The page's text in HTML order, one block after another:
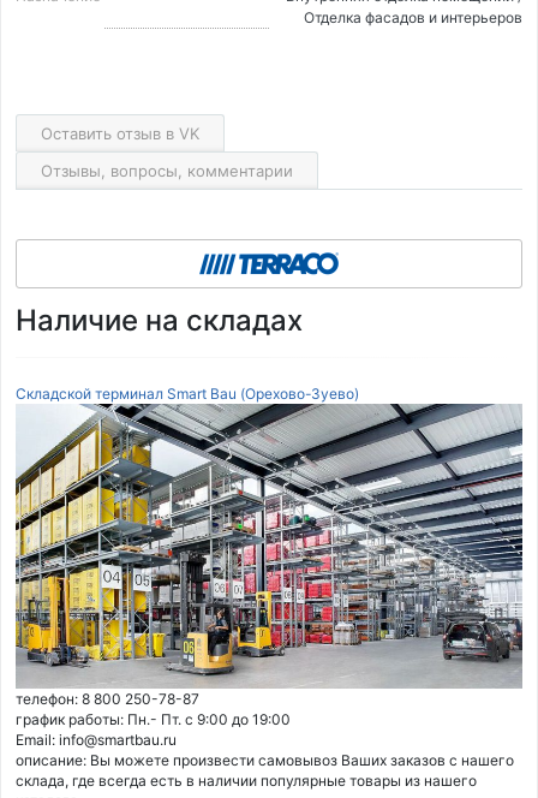
Отделка фасадов и интерьеров
Оставить отзыв в VK
Отзывы, вопросы, комментарии
Наличие на складах
Складской терминал Smart Bau (Орехово-Зуево)
телефон: 8 800 250-78-87
график работы: Пн.- Пт. с 9:00 до 19:00
Email: info@smartbau.ru
описание: Вы можете произвести самовывоз Ваших заказов с нашего
склада, где всегда есть в наличии популярные товары из нашего